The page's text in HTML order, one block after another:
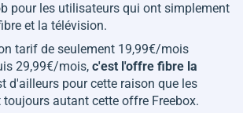
pour les utilisateurs qui ont simplement
et la télévision.
tarif de seulement 19,99€/mois
29,99€/mois, c'est l'offre fibre la
d'ailleurs pour cette raison que les
autant cette offre Freebox.